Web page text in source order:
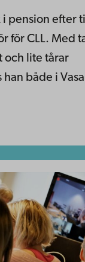
i pension efter
för CLL. Med
och lite tårar
han både i